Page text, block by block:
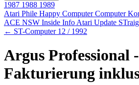
1987 1988 1989
Atari Phile Happy ComputerComputer
ACE NSW Inside Info Atari Update
← ST-Computer 12 / 1992
Argus Professional -
Fakturierung